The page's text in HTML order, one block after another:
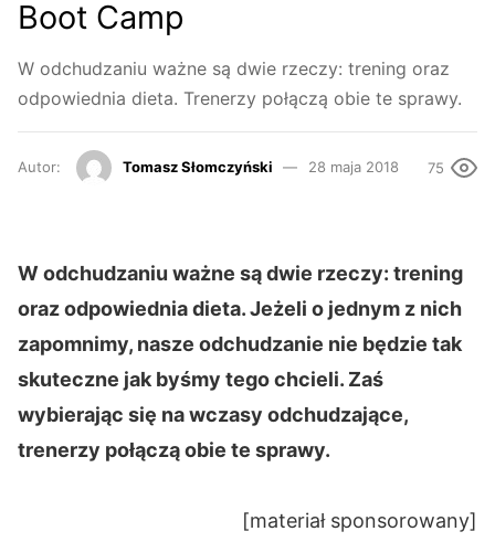
Boot Camp
W odchudzaniu ważne są dwie rzeczy: trening oraz
odpowiednia dieta. Trenerzy połączą obie te sprawy.
Autor: Tomasz Słomczyński 28 maja 2018 75
W odchudzaniu ważne są dwie rzeczy: trening
oraz odpowiednia dieta. Jeżeli o jednym z nich
zapomnimy, nasze odchudzanie nie będzie tak
skuteczne jak byśmy tego chcieli. Zaś
wybierając się na wczasy odchudzające,
trenerzy połączą obie te sprawy.
[materiał sponsorowany]